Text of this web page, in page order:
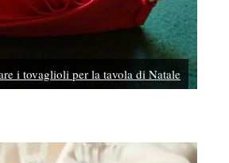
i tovaglioli per la tavola di Natale